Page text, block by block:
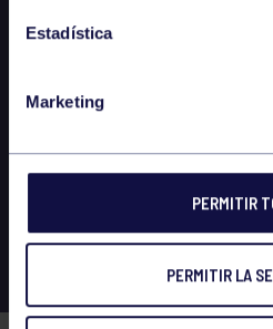
Estadística
Marketing
PERMITIR
PERMITIR LA